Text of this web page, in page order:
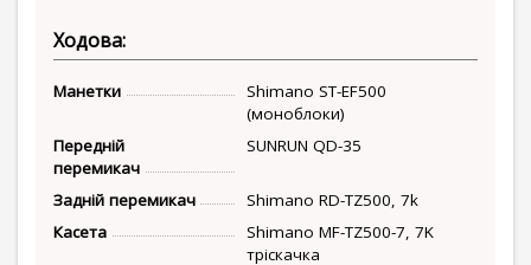
Ходова:
Манетки
Shimano ST-EF500
(моноблоки)
Передній
перемикач
SUNRUN QD-35
Задній перемикач
Shimano RD-TZ500, 7k
Касета
Shimano MF-TZ500-7, 7K
тріскачка